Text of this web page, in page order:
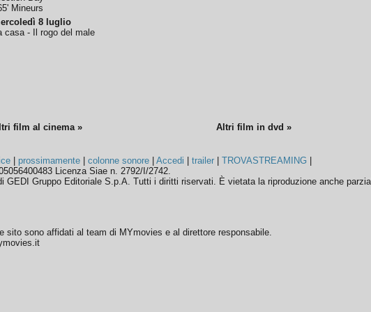
Mineurs
8 luglio
casa - Il rogo del male
film al cinema » Altri film in dvd »
prossimamente |colonne sonore |Accedi |trailer |TROVASTREAMING
Licenza Siae n. 2792/I/2742.
GEDI Gruppo Editoriale S.p.A. Tutti i diritti riservati. È vietata la riproduzione anche
sito sono affidati al team di MYmovies e al direttore responsabile.